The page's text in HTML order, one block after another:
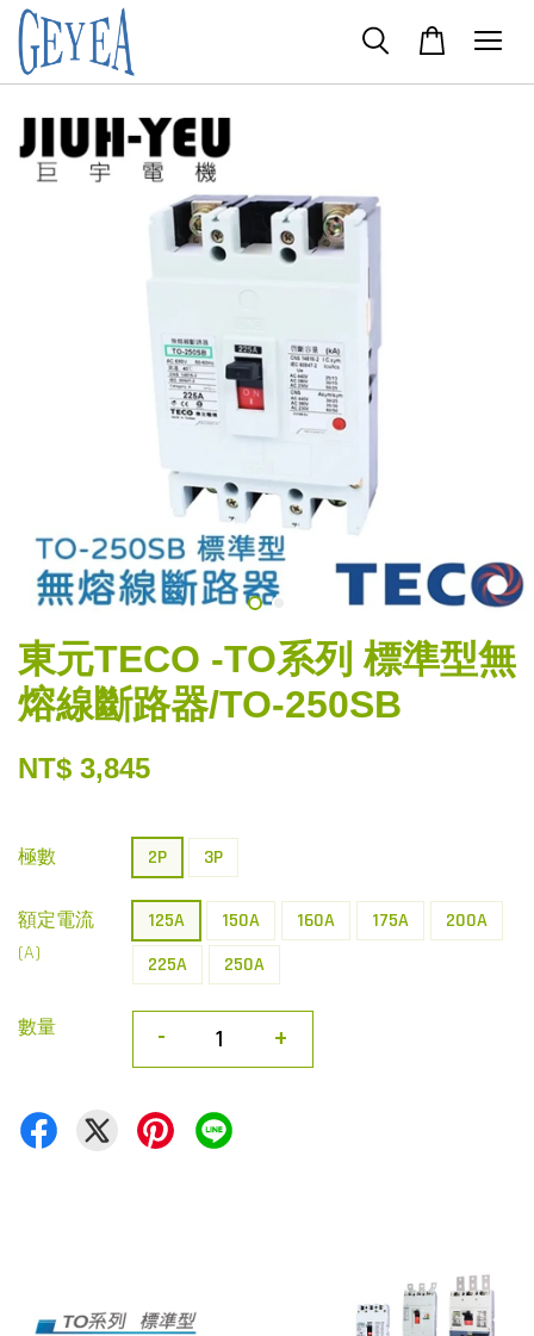
東元TECO -TO系列 標準型無
熔線斷路器/TO-250SB
NT$ 3,845
極數 2P 3P
額定電流
(A)
125A 150A 160A 175A
200A
225A
250A
數量 - +